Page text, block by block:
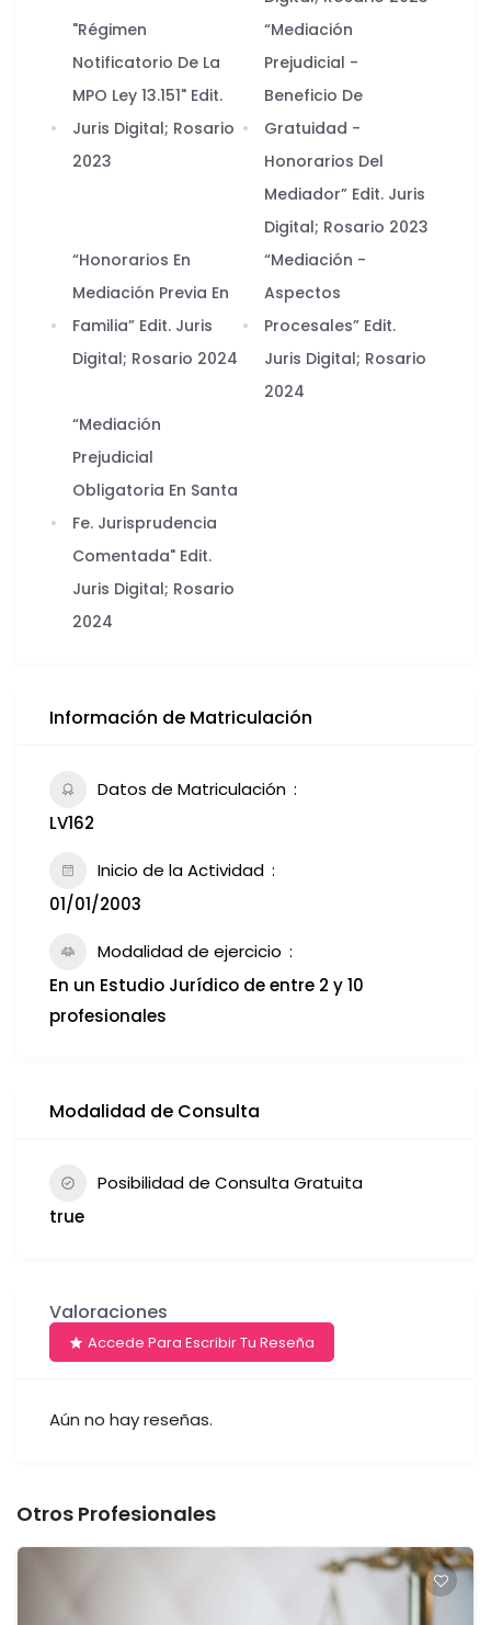
"Régimen
Notificatorio De La
MPO Ley 13.151" Edit.
Juris Digital; Rosario
2023
“Mediación
Prejudicial -
Beneficio De
Gratuidad -
Honorarios Del
Mediador” Edit. Juris
Digital; Rosario 2023
“Honorarios En
Mediación Previa En
Familia” Edit. Juris
Digital; Rosario 2024
“Mediación -
Aspectos
Procesales” Edit.
Juris Digital; Rosario
2024
“Mediación
Prejudicial
Obligatoria En Santa
Fe. Jurisprudencia
Comentada" Edit.
Juris Digital; Rosario
2024
Información de Matriculación
Datos de Matriculación
LV162
Inicio de la Actividad
01/01/2003
Modalidad de ejercicio
En un Estudio Jurídico de entre 2 y 10
profesionales
Modalidad de Consulta
Posibilidad de Consulta Gratuita
true
Valoraciones
Accede Para Escribir Tu Reseña
Aún no hay reseñas.
Otros Profesionales